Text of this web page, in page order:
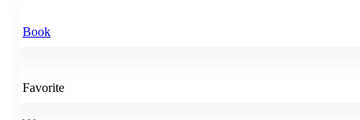
Book
Favorite